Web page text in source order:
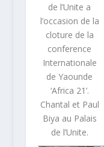
de l’Unite a
l’occasion de la
cloture de la
conference
Internationale
de Yaounde
‘Africa 21’.
Chantal et Paul
Biya au Palais
de l’Unite.